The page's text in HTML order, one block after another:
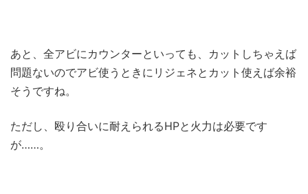
あと、全アビにカウンターといっても、カットしちゃえば
問題ないのでアビ使うときにリジェネとカット使えば余裕
そうですね。
ただし、殴り合いに耐えられるHPと火力は必要です
が……。